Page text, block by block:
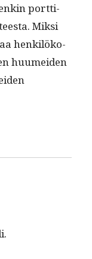
port­ti­
Mik­si
henkilöko­
huumei­den